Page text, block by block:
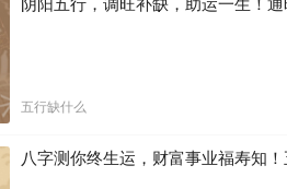
阴阳五行，调旺补缺，助运一生！
五行缺什么
八字测你终生运，财富事业福寿知